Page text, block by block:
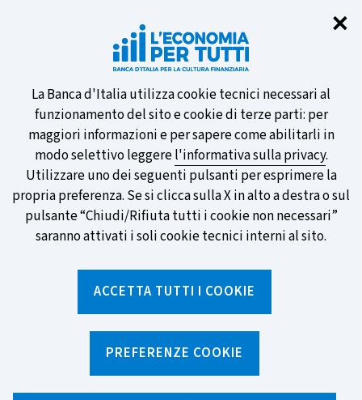
✕
Informativa
sui
cookie
La Banca d'Italia utilizza cookie tecnici necessari al
funzionamento del sito e cookie di terze parti: per
maggiori informazioni e per sapere come abilitarli in
modo selettivo leggerel'informativa sulla privacy.
Utilizzare uno dei seguenti pulsanti per esprimere la
propria preferenza. Se si clicca sulla X in alto a destra o sul
pulsante “Chiudi/Rifiuta tutti i cookie non necessari”
saranno attivati i soli cookie tecnici interni al sito.
ACCETTA TUTTI I COOKIE
PREFERENZE COOKIE
Partecipa al sondaggio della BCE
sulle nuove banconote e vota la tua
preferita!
SCOPRI DI PIÙ
Ricerca per tag